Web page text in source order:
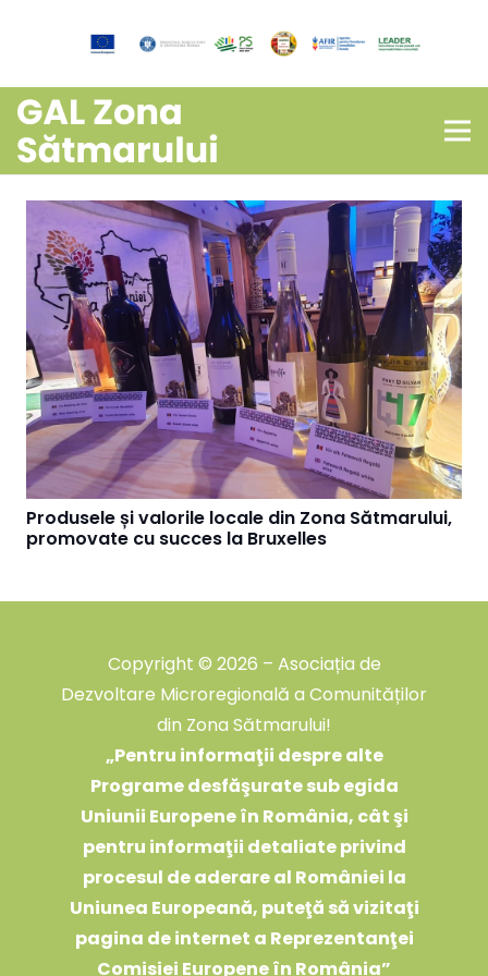
Produsele și valorile locale din Zona Sătmarului,
promovate cu succes la Bruxelles
Copyright © 2026 – Asociația de
Dezvoltare Microregională a Comunităților
din Zona Sătmarului!
„Pentru informaţii despre alte
Programe desfăşurate sub egida
Uniunii Europene în România, cât şi
pentru informaţii detaliate privind
procesul de aderare al României la
Uniunea Europeană, puteţă să vizitaţi
pagina de internet a Reprezentanţei
Comisiei Europene în România”